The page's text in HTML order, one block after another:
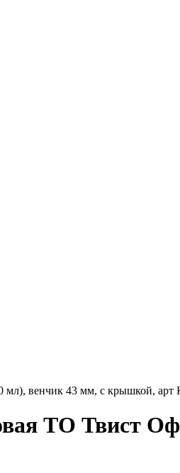
мл), венчик 43 мм, с крышкой,
ТО Твист